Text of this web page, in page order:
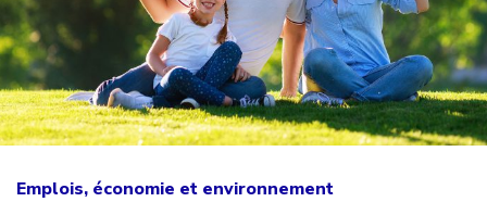
Emplois, économie et environnement